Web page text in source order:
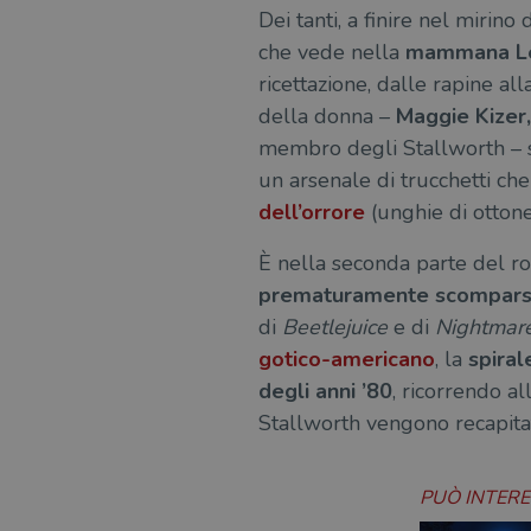
Dei tanti, a finire nel
che vede nella mammana
ricettazione, dalle rapine
della donna – Maggie
membro degli Stallworth –
un arsenale di trucchetti
dell’orrore (unghie di
È nella seconda parte del
prematuramente
di Beetlejuicee di
gotico-americano, la
degli anni ’80, ricorrendo
Stallworth vengono
PUÒ
msToken
Nome
/
_ga_RXJCD2NFMF
LLC
Nome
Fornitore/
Dominio
UserProfile .illibraio.it
Platform
Nome
__Secure-ROLLOUT_TOKEN
VISITOR_INFO1_LIVE